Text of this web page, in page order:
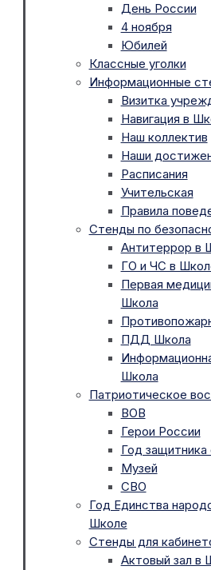
День России
4 ноября
Юбилей
Классные уголки
Информационные
Визитка
Навигация в
Наш коллектив
Наши
Расписания
Учительская
Правила
Стенды по
Антитеррор в
ГО и ЧС в
Первая
Школа
ПДД Школа
Школа
Патриотическое
ВОВ
Герои России
Год защитника
Музей
СВО
Год Единства
Школе
Стенды для
Актовый зал в